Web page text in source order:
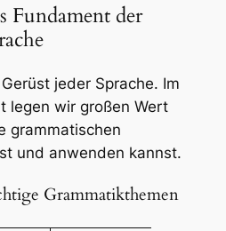
Fundament der
jeder Sprache. Im
legen wir großen Wert
grammatischen
und anwenden kannst.
Grammatikthemen